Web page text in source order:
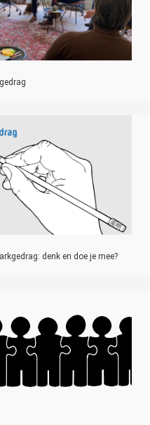
denk en doe je mee?